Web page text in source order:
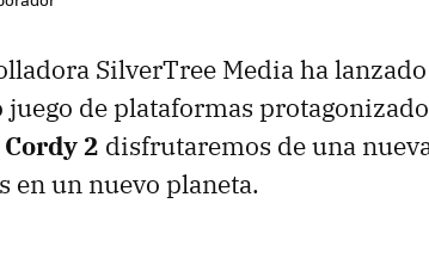
SilverTree Media ha
juego de plataformas
Cordy 2 disfrutaremos de una
en un nuevo planeta.